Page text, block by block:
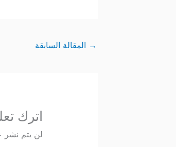
→ المقالة السابقة
اترك
لن يتم نشر